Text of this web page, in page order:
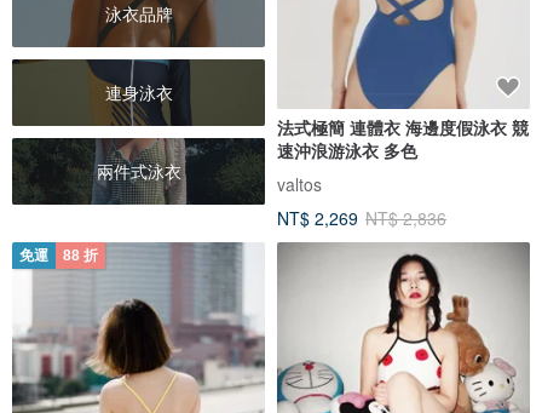
泳衣品牌
連身泳衣
兩件式泳衣
法式極簡 連體衣 海邊度假泳衣 競
速沖浪游泳衣 多色
valtos
NT$ 2,269 NT$ 2,836
免運 88 折